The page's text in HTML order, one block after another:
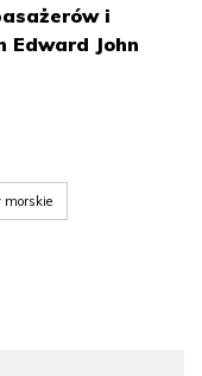
i
Edward John
morskie